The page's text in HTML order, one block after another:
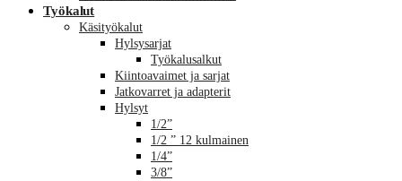
Työkalut
Käsityökalut
Hylsysarjat
Työkalusalkut
Kiintoavaimet ja sarjat
Jatkovarret ja adapterit
Hylsyt
1/2”
1/2 ” 12 kulmainen
1/4”
3/8”